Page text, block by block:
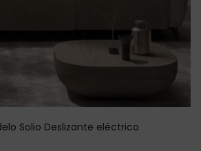
Solio Deslizante eléctrico